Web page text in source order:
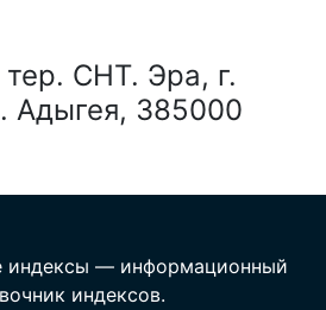
СНТ. Эра, г.
Адыгея, 385000
индексы — информационный
индексов.